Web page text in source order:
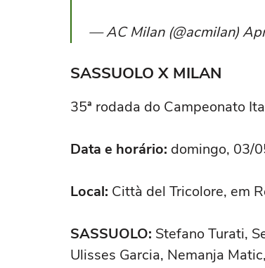
— AC Milan (@acmilan)
SASSUOLO X MILAN
35ª rodada do Campeonato
Data e horário: domingo, 03/
Local: Città del Tricolore, em
SASSUOLO: Stefano Turati,
Ulisses Garcia, Nemanja